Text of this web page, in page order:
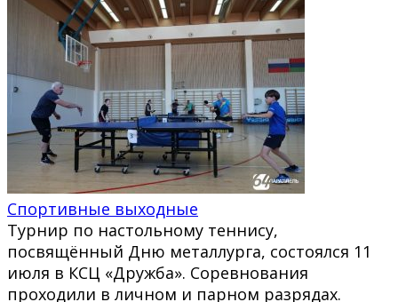
Спортивные выходные
Турнир по настольному теннису,
посвящённый Дню металлурга, состоялся 11
июля в КСЦ «Дружба». Соревнования
проходили в личном и парном разрядах.